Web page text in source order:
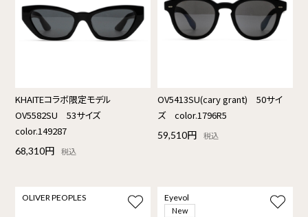
KHAITEコラボ限定モデル
OV5582SU 53サイズ
color.149287
68,310円 税込
OV5413SU(cary grant) 50サイ
ズ color.1796R5
59,510円 税込
OLIVER PEOPLES Eyevol
New